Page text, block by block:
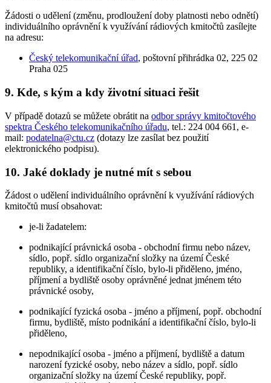
Žádosti o udělení (změnu, prodloužení doby platnosti nebo odnětí)
individuálního oprávnění k využívání rádiových kmitočtů zasílejte
na adresu:
Český telekomunikační úřad, poštovní přihrádka 02, 225 02
Praha 025
9. Kde, s kým a kdy životní situaci řešit
V případě dotazů se můžete obrátit na odbor správy kmitočtového
spektra Českého telekomunikačního úřadu, tel.: 224 004 661, e-
mail: podatelna@ctu.cz (dotazy lze zasílat bez použití
elektronického podpisu).
10. Jaké doklady je nutné mít s sebou
Žádost o udělení individuálního oprávnění k využívání rádiových
kmitočtů musí obsahovat:
je-li žadatelem:
podnikající právnická osoba - obchodní firmu nebo název,
sídlo, popř. sídlo organizační složky na území České
republiky, a identifikační číslo, bylo-li přiděleno, jméno,
příjmení a bydliště osoby oprávněné jednat jménem této
právnické osoby,
podnikající fyzická osoba - jméno a příjmení, popř. obchodní
firmu, bydliště, místo podnikání a identifikační číslo, bylo-li
přiděleno,
nepodnikající osoba - jméno a příjmení, bydliště a datum
narození fyzické osoby, nebo název a sídlo, popř. sídlo
organizační složky na území České republiky, popř.